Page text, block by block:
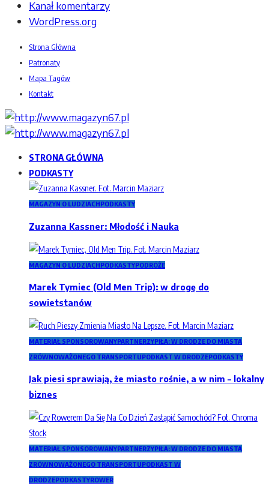
Kanał komentarzy
WordPress.org
Strona Główna
Patronaty
Mapa Tagów
Kontakt
STRONA GŁÓWNA
PODKASTY
MAGAZYN O LUDZIACHPODKASTY
Zuzanna Kassner: Młodość i Nauka
MAGAZYN O LUDZIACHPODKASTYPODRÓŻE
Marek Tymiec (Old Men Trip): w drogę do
sowietstanów
MATERIAŁ SPONSOROWANYPARTNERZYPIŁA: W DRODZE DO MIASTA
ZRÓWNOWAŻONEGO TRANSPORTUPODKAST W DRODZEPODKASTY
Jak piesi sprawiają, że miasto rośnie, a w nim – lokalny
biznes
MATERIAŁ SPONSOROWANYPARTNERZYPIŁA: W DRODZE DO MIASTA
ZRÓWNOWAŻONEGO TRANSPORTUPODKAST W
DRODZEPODKASTYROWER